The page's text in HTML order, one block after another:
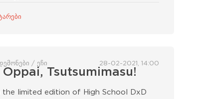
/ ეჩი 28-02-2021, 14:00
Tsutsumimasu!
limited edition of High School DxD